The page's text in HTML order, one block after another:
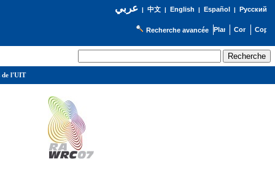
عربي| 中文| English | Español | Русский
Recherche avancée
de l'UIT